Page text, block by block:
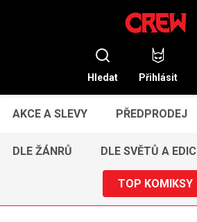
Hledat Přihlásit
AKCE A SLEVY PŘEDPRODEJ
DLE ŽÁNRŮ DLE SVĚTŮ A EDIC
TOP KOMIKSY